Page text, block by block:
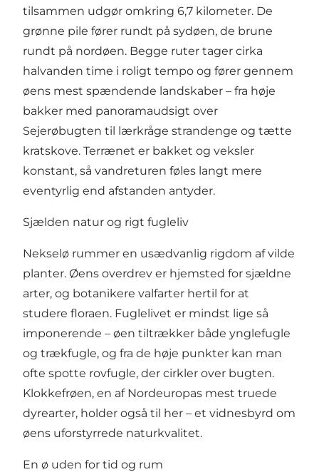
tilsammen udgør omkring 6,7 kilometer. De
grønne pile fører rundt på sydøen, de brune
rundt på nordøen. Begge ruter tager cirka
halvanden time i roligt tempo og fører gennem
øens mest spændende landskaber – fra høje
bakker med panoramaudsigt over
Sejerøbugten til lærkråge strandenge og tætte
kratskove. Terrænet er bakket og veksler
konstant, så vandreturen føles langt mere
eventyrlig end afstanden antyder.
Sjælden natur og rigt fugleliv
Nekselø rummer en usædvanlig rigdom af vilde
planter. Øens overdrev er hjemsted for sjældne
arter, og botanikere valfarter hertil for at
studere floraen. Fuglelivet er mindst lige så
imponerende – øen tiltrækker både ynglefugle
og trækfugle, og fra de høje punkter kan man
ofte spotte rovfugle, der cirkler over bugten.
Klokkefrøen, en af Nordeuropas mest truede
dyrearter, holder også til her – et vidnesbyrd om
øens uforstyrrede naturkvalitet.
En ø uden for tid og rum